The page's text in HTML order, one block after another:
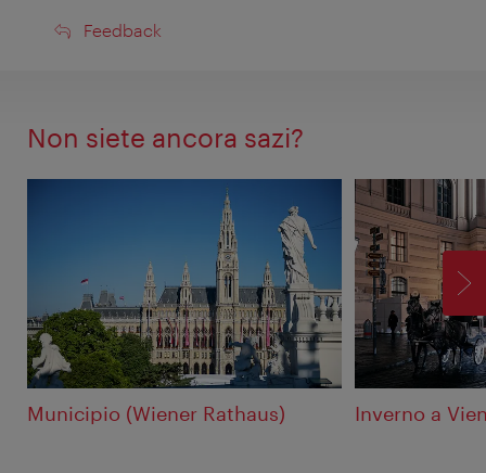
Feedback
Feedback
Non siete ancora sazi?
Municipio (Wiener Rathaus) Inverno a